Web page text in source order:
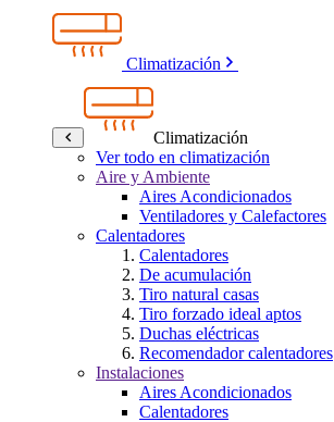
Climatización
Climatización
Ver todo en climatización
Aire y Ambiente
Aires Acondicionados
Ventiladores y Calefactores
Calentadores
Calentadores
De acumulación
Tiro natural casas
Tiro forzado ideal aptos
Duchas eléctricas
Recomendador calentadores
Instalaciones
Aires Acondicionados
Calentadores